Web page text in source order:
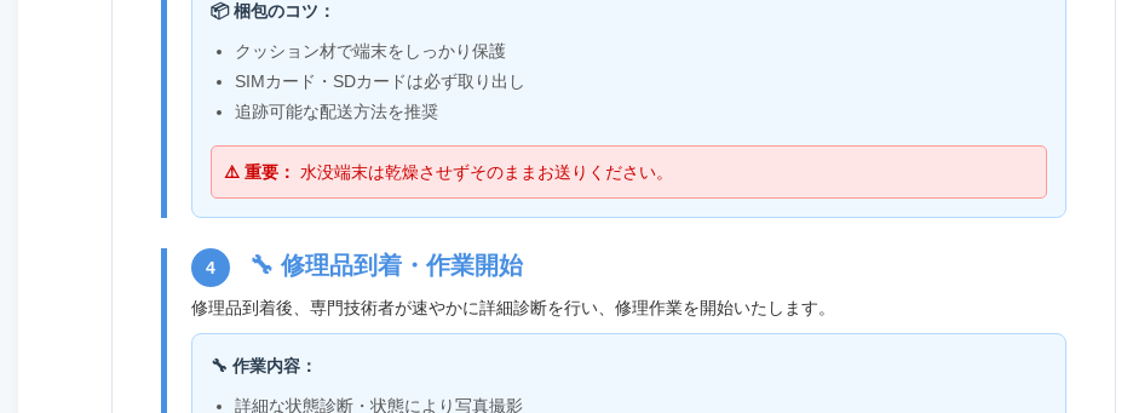
📦 梱包のコツ：
クッション材で端末をしっかり保護
SIMカード・SDカードは必ず取り出し
追跡可能な配送方法を推奨
⚠️ 重要： 水没端末は乾燥させずそのままお送りください。
4 🔧 修理品到着・作業開始
修理品到着後、専門技術者が速やかに詳細診断を行い、修理作業を開始いたします。
🔧 作業内容：
詳細な状態診断・状態により写真撮影